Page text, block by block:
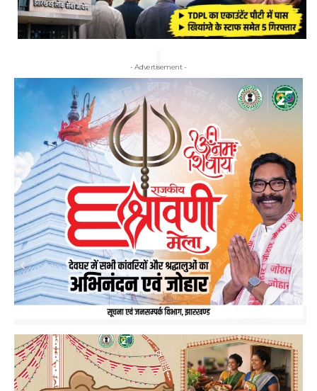
- Advertisement -